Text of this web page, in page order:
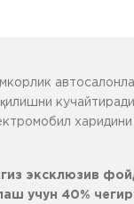
эксклюзив
учун 40%